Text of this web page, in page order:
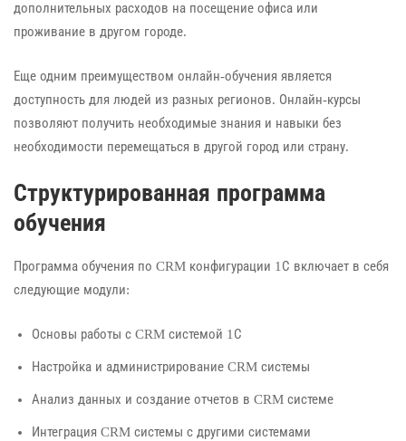
дополнительных расходов на посещение офиса или
проживание в другом городе.
Еще одним преимуществом онлайн-обучения является
доступность для людей из разных регионов. Онлайн-курсы
позволяют получить необходимые знания и навыки без
необходимости перемещаться в другой город или страну.
Структурированная программа
обучения
Программа обучения по CRM конфигурации 1С включает в себя
следующие модули:
Основы работы с CRM системой 1С
Настройка и администрирование CRM системы
Анализ данных и создание отчетов в CRM системе
Интеграция CRM системы с другими системами